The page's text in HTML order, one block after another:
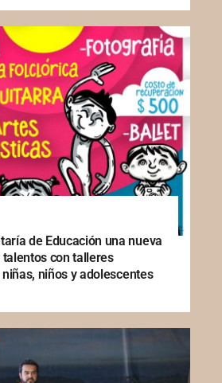
de Educación una nueva
con talleres
niños y adolescentes